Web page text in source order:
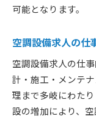
可能となります。
空調設備求人の仕
空調設備求人の仕
計・施工・メンテ
理まで多岐にわた
設の増加により、